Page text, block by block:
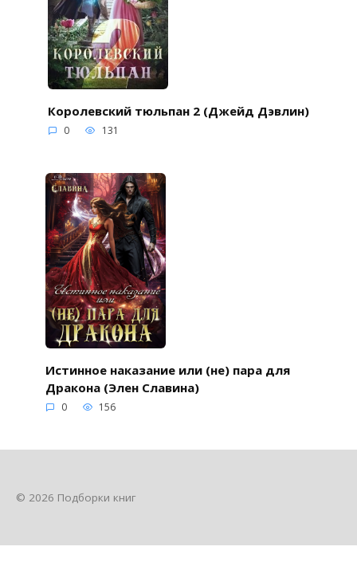
Королевский тюльпан 2 (Джейд Дэвлин)
0 131
Истинное наказание или (не) пара для
Дракона (Элен Славина)
0 156
© 2026 Подборки книг